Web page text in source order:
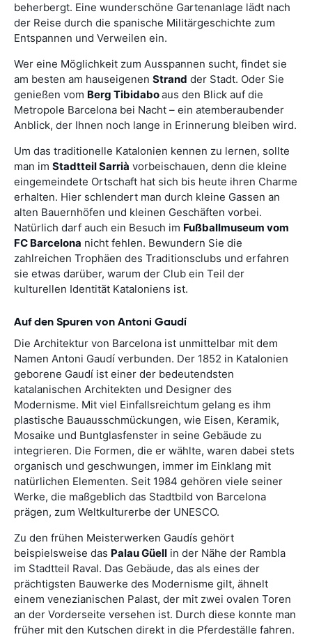
beherbergt. Eine wunderschöne Gartenanlage lädt nach
der Reise durch die spanische Militärgeschichte zum
Entspannen und Verweilen ein.
Wer eine Möglichkeit zum Ausspannen sucht, findet sie
am besten am hauseigenen Strand der Stadt. Oder Sie
genießen vom Berg Tibidaboaus den Blick auf die
Metropole Barcelona bei Nacht – ein atemberaubender
Anblick, der Ihnen noch lange in Erinnerung bleiben wird.
Um das traditionelle Katalonien kennen zu lernen, sollte
man im Stadtteil Sarrià vorbeischauen, denn die kleine
eingemeindete Ortschaft hat sich bis heute ihren Charme
erhalten. Hier schlendert man durch kleine Gassen an
alten Bauernhöfen und kleinen Geschäften vorbei.
Natürlich darf auch ein Besuch im Fußballmuseum vom
FC Barcelona nicht fehlen. Bewundern Sie die
zahlreichen Trophäen des Traditionsclubs und erfahren
sie etwas darüber, warum der Club ein Teil der
kulturellen Identität Kataloniens ist.
Auf den Spuren von Antoni Gaudí
Die Architektur von Barcelona ist unmittelbar mit dem
Namen Antoni Gaudí verbunden. Der 1852 in Katalonien
geborene Gaudí ist einer der bedeutendsten
katalanischen Architekten und Designer des
Modernisme. Mit viel Einfallsreichtum gelang es ihm
plastische Bauausschmückungen, wie Eisen, Keramik,
Mosaike und Buntglasfenster in seine Gebäude zu
integrieren. Die Formen, die er wählte, waren dabei stets
organisch und geschwungen, immer im Einklang mit
natürlichen Elementen. Seit 1984 gehören viele seiner
Werke, die maßgeblich das Stadtbild von Barcelona
prägen, zum Weltkulturerbe der UNESCO.
Zu den frühen Meisterwerken Gaudís gehört
beispielsweise das Palau Güell in der Nähe der Rambla
im Stadtteil Raval. Das Gebäude, das als eines der
prächtigsten Bauwerke des Modernisme gilt, ähnelt
einem venezianischen Palast, der mit zwei ovalen Toren
an der Vorderseite versehen ist. Durch diese konnte man
früher mit den Kutschen direkt in die Pferdeställe fahren.